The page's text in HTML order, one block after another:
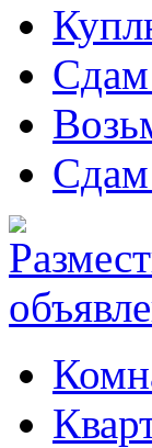
Сдам
Сдам